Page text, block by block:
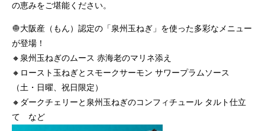
の恵みをご堪能ください。
🧅大阪産（もん）認定の「泉州玉ねぎ」を使った多彩なメニュー
が登場！
🔸泉州玉ねぎのムース 赤海老のマリネ添え
🔸ロースト玉ねぎとスモークサーモン サワープラムソース
（土・日曜、祝日限定）
🔸ダークチェリーと泉州玉ねぎのコンフィチュール タルト仕立
て など